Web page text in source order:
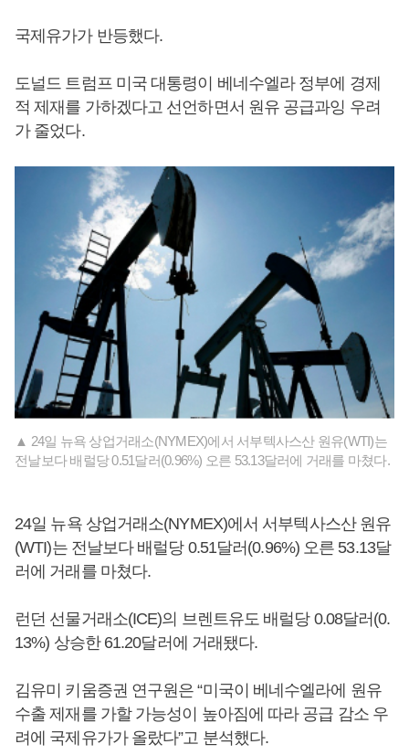
국제유가가 반등했다.
도널드 트럼프 미국 대통령이 베네수엘라 정부에 경제
적 제재를 가하겠다고 선언하면서 원유 공급과잉 우려
가 줄었다.
▲ 24일 뉴욕 상업거래소(NYMEX)에서 서부텍사스산 원유(WTI)는
전날보다 배럴당 0.51달러(0.96%) 오른 53.13달러에 거래를 마쳤다.
24일 뉴욕 상업거래소(NYMEX)에서 서부텍사스산 원유
(WTI)는 전날보다 배럴당 0.51달러(0.96%) 오른 53.13달
러에 거래를 마쳤다.
런던 선물거래소(ICE)의 브렌트유도 배럴당 0.08달러(0.
13%) 상승한 61.20달러에 거래됐다.
김유미 키움증권 연구원은 “미국이 베네수엘라에 원유
수출 제재를 가할 가능성이 높아짐에 따라 공급 감소 우
려에 국제유가가 올랐다”고 분석했다.